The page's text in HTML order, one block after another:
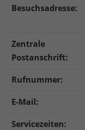
Besuchsadresse:
Zentrale
Postanschrift:
Rufnummer:
E-Mail:
Servicezeiten: